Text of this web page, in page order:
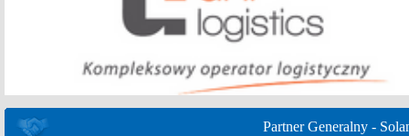
Partner Generalny -